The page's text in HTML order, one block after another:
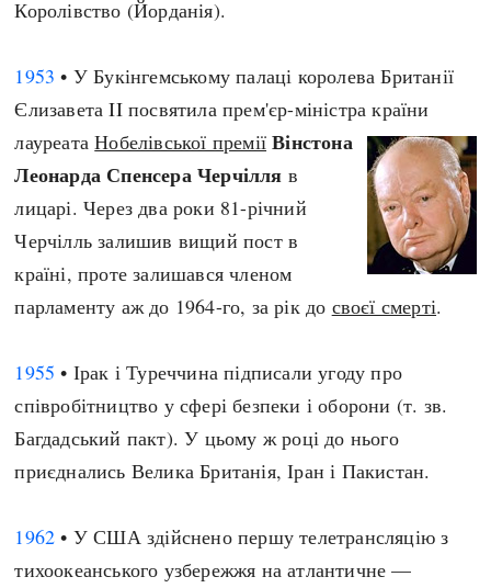
Королівство (Йорданія).
1953 • У Букінгемському палаці королева Британії
Єлизавета II посвятила прем'єр-міністра країни
лауреатаНобелівської премії Вінстона
Леонарда Спенсера Черчілля в
лицарі. Через два роки 81-річний
Черчілль залишив вищий пост в
країні, проте залишався членом
парламенту аж до 1964-го, за рік до своєї смерті.
1955 • Ірак і Туреччина підписали угоду про
співробітництво у сфері безпеки і оборони (т. зв.
Багдадський пакт). У цьому ж році до нього
приєднались Велика Британія, Іран і Пакистан.
1962 • У США здійснено першу телетрансляцію з
тихоокеанського узбережжя на атлантичне —